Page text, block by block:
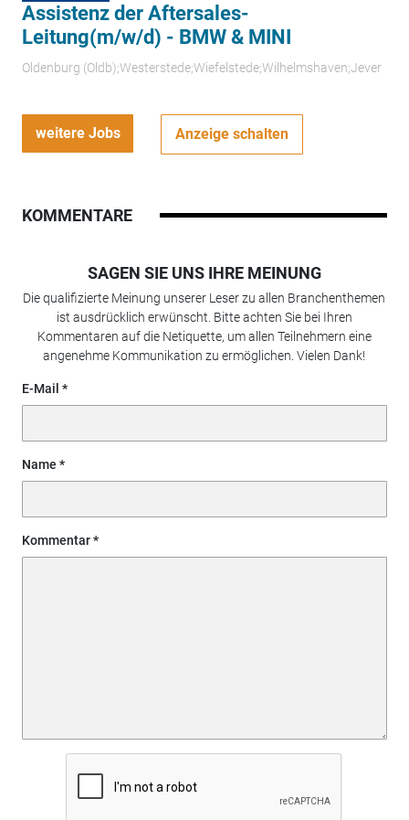
Assistenz der Aftersales-
Leitung(m/w/d) - BMW & MINI
Oldenburg (Oldb);Westerstede;Wiefelstede;Wilhelmshaven;Jever
weitere Jobs Anzeige schalten
KOMMENTARE
SAGEN SIE UNS IHRE MEINUNG
Die qualifizierte Meinung unserer Leser zu allen Branchenthemen
ist ausdrücklich erwünscht. Bitte achten Sie bei Ihren
Kommentaren auf die Netiquette, um allen Teilnehmern eine
angenehme Kommunikation zu ermöglichen. Vielen Dank!
E-Mail
Name
Kommentar